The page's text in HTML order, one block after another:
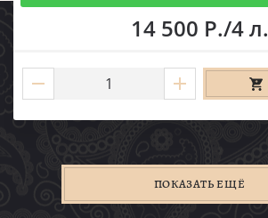
14 500 Р./4 л.
ПОКАЗАТЬ ЕЩЁ